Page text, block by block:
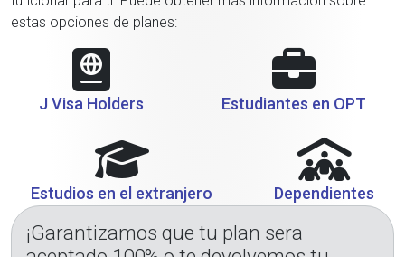
estas opciones de planes:
J Visa Holders Estudiantes en OPT
Estudios en el extranjero Dependientes
¡Garantizamos que tu plan sera